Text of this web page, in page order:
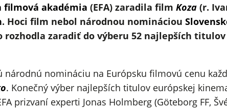
filmová akadémia (EFA) zaradila film Koza (r.
. Hoci film nebol národnou nomináciou
rozhodla zaradiť do výberu 52 najlepších
národnú nomináciu na Európsku filmovú cenu
. Konečný výber najlepších titulov európskej
prizvaní experti Jonas Holmberg (Göteborg FF,